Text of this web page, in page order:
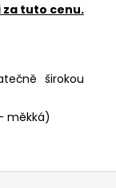
za tuto cenu.
širokou
měkká)